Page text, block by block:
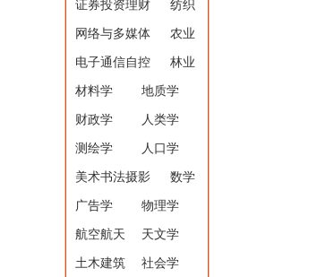
证券投资理财 纺织
网络与多媒体 农业
电子通信自控 林业
材料学 地质学
财政学 人类学
测绘学 人口学
美术书法摄影 数学
广告学 物理学
航空航天 天文学
土木建筑 社会学